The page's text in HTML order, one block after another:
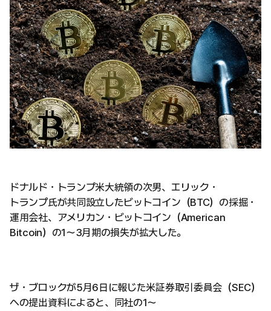
ドナルド・トランプ米大統領の次男、エリック・
トランプ氏が共同設立したビットコイン（BTC）の採掘・
運用会社、アメリカン・ビットコイン（American
Bitcoin）の1〜3月期の損失が拡大した。
ザ・ブロックが5月6日に報じた米証券取引委員会（SEC）
への提出資料によると、同社の1〜